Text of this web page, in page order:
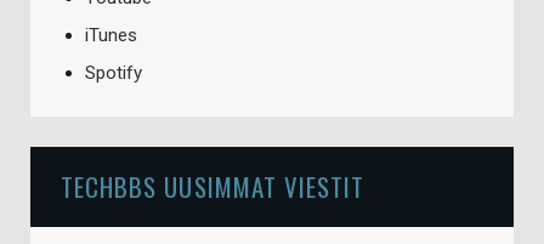
iTunes
Spotify
TECHBBS UUSIMMAT VIESTIT